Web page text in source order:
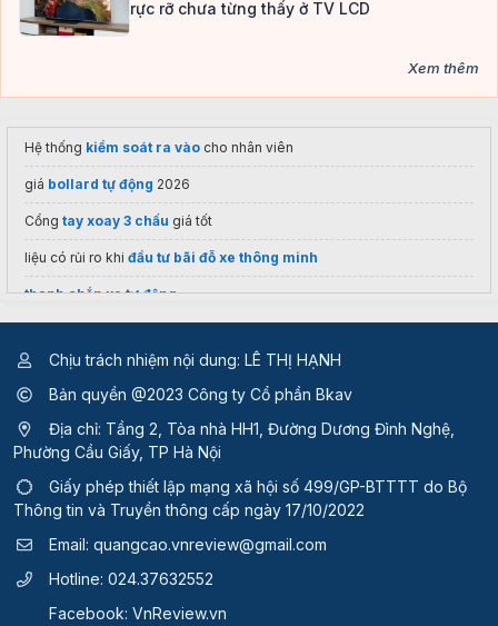
rực rỡ chưa từng thấy ở TV LCD
Xem thêm
Hệ thống kiểm soát ra vào cho nhân viên
giá bollard tự động 2026
Cổng tay xoay 3 chấu giá tốt
liệu có rủi ro khi đầu tư bãi đỗ xe thông minh
thanh chắn xe tự động
tải hình nền roblox điện thoại miễn phí
LắpCửa chống muỗiViệt Anh
https://ssstik.in.net/
Tổng kho phân phối cửa tự động Hàn quốc Top 1 chất lượng
Chịu trách nhiệm nội dung: LÊ THỊ HẠNH
Bản quyền @2023 Công ty Cổ phần Bkav
Địa chỉ: Tầng 2, Tòa nhà HH1, Đường Dương Đình Nghệ,
Phường Cầu Giấy, TP Hà Nội
Giấy phép thiết lập mạng xã hội số 499/GP-BTTTT do Bộ
Thông tin và Truyền thông cấp ngày 17/10/2022
Email: quangcao.vnreview@gmail.com
Hotline: 024.37632552
Facebook: VnReview.vn